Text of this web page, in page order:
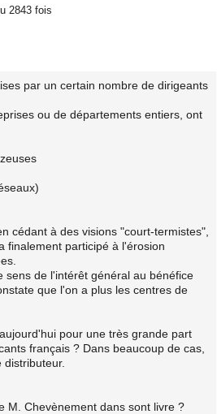
2843 fois
par un certain nombre de dirigeants
ou de départements entiers, ont
cédant à des visions "court-termistes",
finalement participé à l'érosion
sens de l'intérêt général au bénéfice
que l'on a plus les centres de
pour une très grande part
français ? Dans beaucoup de cas,
M. Chevènement dans sont livre ?